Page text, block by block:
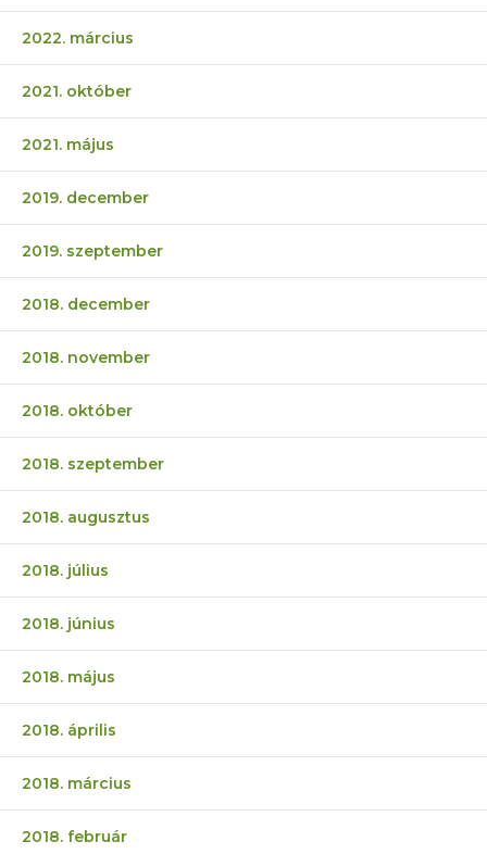
2022. március
2021. október
2021. május
2019. december
2019. szeptember
2018. december
2018. november
2018. október
2018. szeptember
2018. augusztus
2018. július
2018. június
2018. május
2018. április
2018. március
2018. február